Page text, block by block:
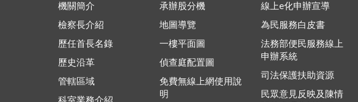
機關簡介
檢察長介紹
歷任首長名錄
歷史沿革
管轄區域
承辦股分機
地圖導覽
一樓平面圖
偵查庭配置圖
免費無線上網使用說
明
線上e化申辦宣導
為民服務白皮書
法務部便民服務線上
申辦系統
司法保護扶助資源
民眾意見反映及陳情